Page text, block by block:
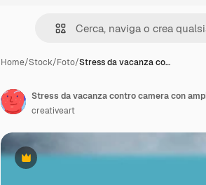
Home/Stock/Foto/Stress da vacanza co…
Premium
Stress da vacanza contro camera con
creativeart